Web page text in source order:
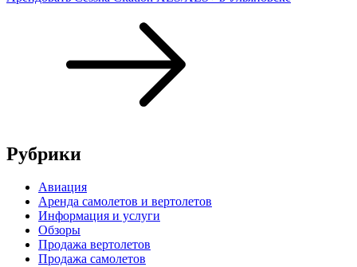
Рубрики
Авиация
Аренда самолетов и вертолетов
Информация и услуги
Обзоры
Продажа вертолетов
Продажа самолетов